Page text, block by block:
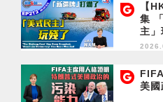
【
集
主」
美國